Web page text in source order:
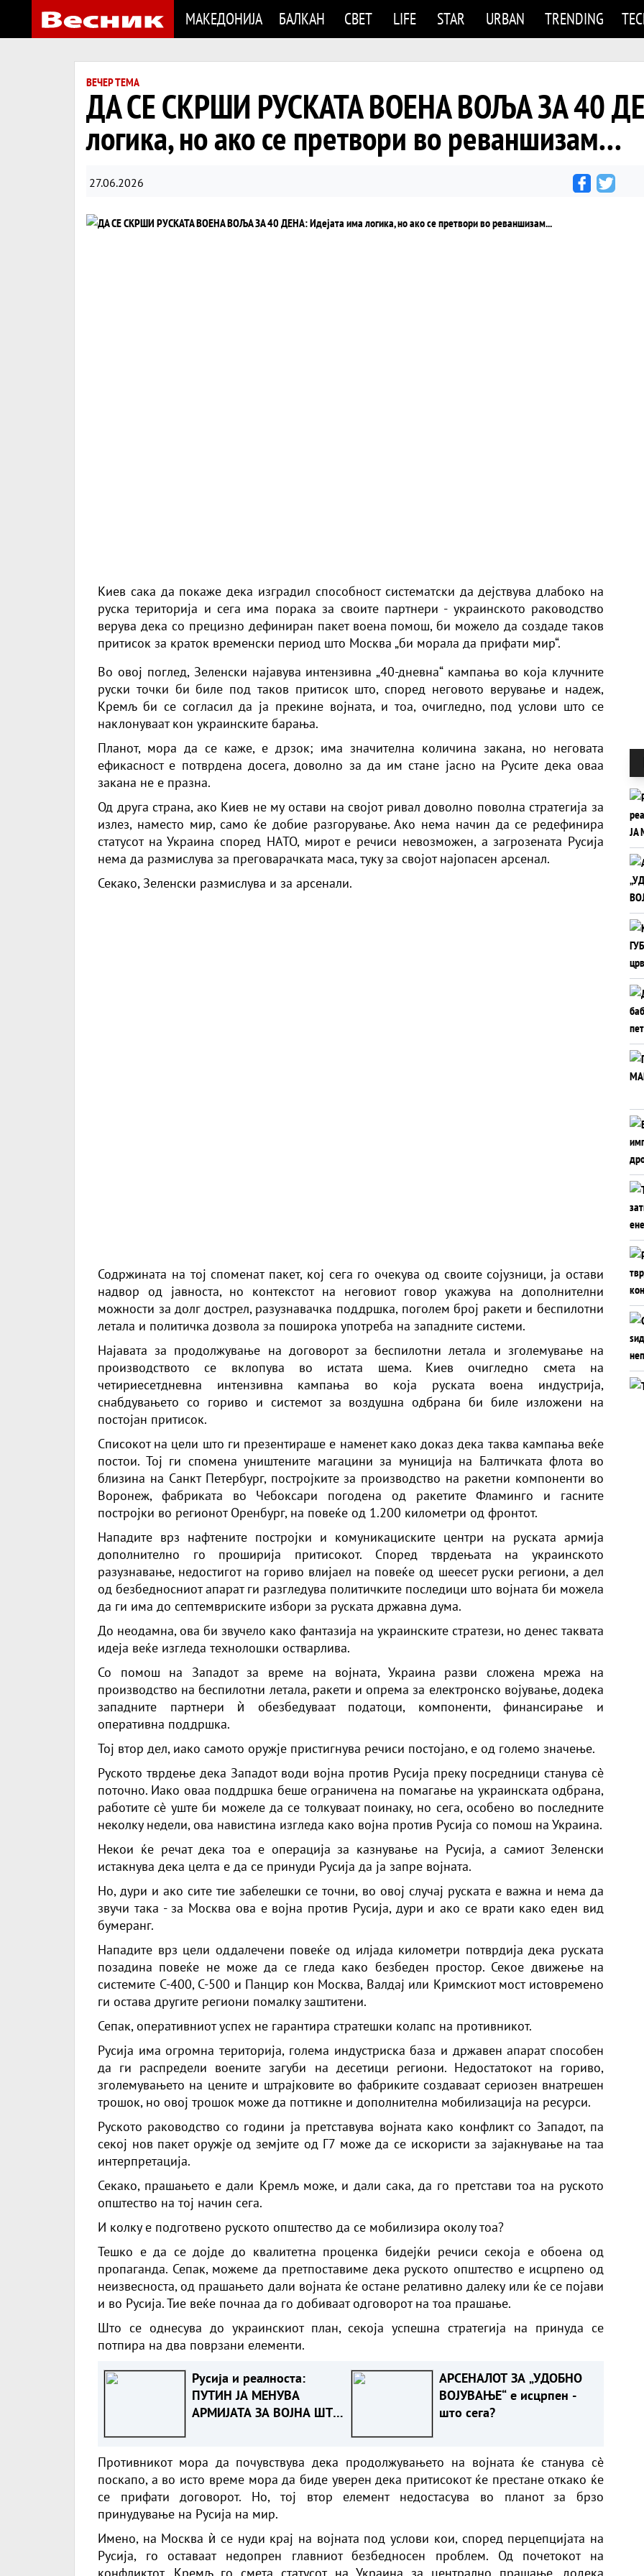
МАКЕДОНИЈА БАЛКАН СВЕТ LIFE STAR URBAN TRENDING
ВЕЧЕР ТЕМА
ДА СЕ СКРШИ РУСКАТА ВОЕНА ВОЉА ЗА 40
логика, но ако се претвори во реваншизам...
27.06.2026
Киев сака да покаже дека изградил способност систематски да дејствува длабоко на
руска територија и сега има порака за своите партнери - украинското раководство
верува дека со прецизно дефиниран пакет воена помош, би можело да создаде таков
притисок за краток временски период што Москва „би морала да прифати мир“.
Во овој поглед, Зеленски најавува интензивна „40-дневна“ кампања во која клучните
руски точки би биле под таков притисок што, според неговото верување и надеж,
Кремљ би се согласил да ја прекине војната, и тоа, очигледно, под услови што се
наклонуваат кон украинските барања.
Планот, мора да се каже, е дрзок; има значителна количина закана, но неговата
ефикасност е потврдена досега, доволно за да им стане јасно на Русите дека оваа
закана не е празна.
Од друга страна, ако Киев не му остави на својот ривал доволно поволна стратегија за
излез, наместо мир, само ќе добие разгорување. Ако нема начин да се редефинира
статусот на Украина според НАТО, мирот е речиси невозможен, а загрозената Русија
нема да размислува за преговарачката маса, туку за својот најопасен арсенал.
Секако, Зеленски размислува и за арсенали.
Содржината на тој споменат пакет, кој сега го очекува од своите сојузници, ја остави
надвор од јавноста, но контекстот на неговиот говор укажува на дополнителни
можности за долг дострел, разузнавачка поддршка, поголем број ракети и беспилотни
летала и политичка дозвола за поширока употреба на западните системи.
Најавата за продолжување на договорот за беспилотни летала и зголемување на
производството се вклопува во истата шема. Киев очигледно смета на
четириесетдневна интензивна кампања во која руската воена индустрија,
снабдувањето со гориво и системот за воздушна одбрана би биле изложени на
постојан притисок.
Списокот на цели што ги презентираше е наменет како доказ дека таква кампања веќе
постои. Тој ги спомена уништените магацини за муниција на Балтичката флота во
близина на Санкт Петербург, постројките за производство на ракетни компоненти во
Воронеж, фабриката во Чебоксари погодена од ракетите Фламинго и гасните
постројки во регионот Оренбург, на повеќе од 1.200 километри од фронтот.
Нападите врз нафтените постројки и комуникациските центри на руската армија
дополнително го проширија притисокот. Според тврдењата на украинското
разузнавање, недостигот на гориво влијаел на повеќе од шеесет руски региони, а дел
од безбедносниот апарат ги разгледува политичките последици што војната би можела
да ги има до септемвриските избори за руската државна дума.
До неодамна, ова би звучело како фантазија на украинските стратези, но денес таквата
идеја веќе изгледа технолошки остварлива.
Со помош на Западот за време на војната, Украина разви сложена мрежа на
производство на беспилотни летала, ракети и опрема за електронско војување, додека
западните партнери ѝ обезбедуваат податоци, компоненти, финансирање и
оперативна поддршка.
Тој втор дел, иако самото оружје пристигнува речиси постојано, е од големо значење.
Руското тврдење дека Западот води војна против Русија преку посредници станува сè
поточно. Иако оваа поддршка беше ограничена на помагање на украинската одбрана,
работите сè уште би можеле да се толкуваат поинаку, но сега, особено во последните
неколку недели, ова навистина изгледа како војна против Русија со помош на Украина.
Некои ќе речат дека тоа е операција за казнување на Русија, а самиот Зеленски
истакнува дека целта е да се принуди Русија да ја запре војната.
Но, дури и ако сите тие забелешки се точни, во овој случај руската е важна и нема да
звучи така - за Москва ова е војна против Русија, дури и ако се врати како еден вид
бумеранг.
Нападите врз цели оддалечени повеќе од илјада километри потврдија дека руската
позадина повеќе не може да се гледа како безбеден простор. Секое движење на
системите С-400, С-500 и Панцир кон Москва, Валдај или Кримскиот мост истовремено
ги остава другите региони помалку заштитени.
Сепак, оперативниот успех не гарантира стратешки колапс на противникот.
Русија има огромна територија, голема индустриска база и државен апарат способен
да ги распредели воените загуби на десетици региони. Недостатокот на гориво,
зголемувањето на цените и штрајковите во фабриките создаваат сериозен внатрешен
трошок, но овој трошок може да поттикне и дополнителна мобилизација на ресурси.
Руското раководство со години ја претставува војната како конфликт со Западот, па
секој нов пакет оружје од земјите од Г7 може да се искористи за зајакнување на таа
интерпретација.
Секако, прашањето е дали Кремљ може, и дали сака, да го претстави тоа на руското
општество на тој начин сега.
И колку е подготвено руското општество да се мобилизира околу тоа?
Тешко е да се дојде до квалитетна проценка бидејќи речиси секоја е обоена од
пропаганда. Сепак, можеме да претпоставиме дека руското општество е исцрпено од
неизвесноста, од прашањето дали војната ќе остане релативно далеку или ќе се појави
и во Русија. Тие веќе почнаа да го добиваат одговорот на тоа прашање.
Што се однесува до украинскиот план, секоја успешна стратегија на принуда се
потпира на два поврзани елементи.
Русија и реалноста:
ПУТИН ЈА МЕНУВА
АРМИЈАТА ЗА ВОЈНА ШТО
АРСЕНАЛОТ ЗА „УДОБНО
ВОЈУВАЊЕ“ е исцрпен -
што сега?
Противникот мора да почувствува дека продолжувањето на војната ќе станува сè
поскапо, а во исто време мора да биде уверен дека притисокот ќе престане откако ќе
се прифати договорот. Но, тој втор елемент недостасува во планот за брзо
принудување на Русија на мир.
Имено, на Москва ѝ се нуди крај на војната под услови кои, според перцепцијата на
Русија, го оставаат недопрен главниот безбедносен проблем. Од почетокот на
конфликтот, Кремљ го смета статусот на Украина за централно прашање, додека